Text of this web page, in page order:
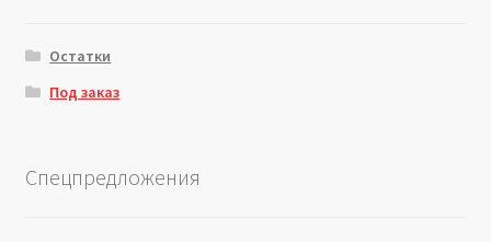
Остатки
Под заказ
Спецпредложения